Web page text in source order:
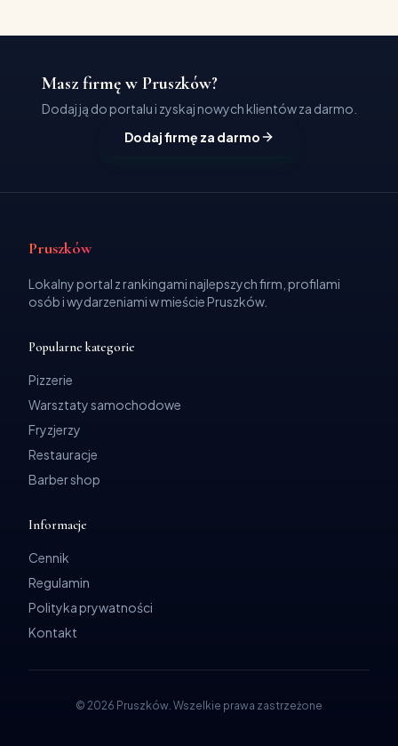
Masz firmę w Pruszków?
Dodaj ją do portalu i zyskaj nowych klientów za darmo.
Dodaj firmę za darmo
Pruszków
Lokalny portal z rankingami najlepszych firm, profilami
osób i wydarzeniami w mieście Pruszków.
Popularne kategorie
Pizzerie
Warsztaty samochodowe
Fryzjerzy
Restauracje
Barber shop
Informacje
Cennik
Regulamin
Polityka prywatności
Kontakt
© 2026 Pruszków. Wszelkie prawa zastrzeżone